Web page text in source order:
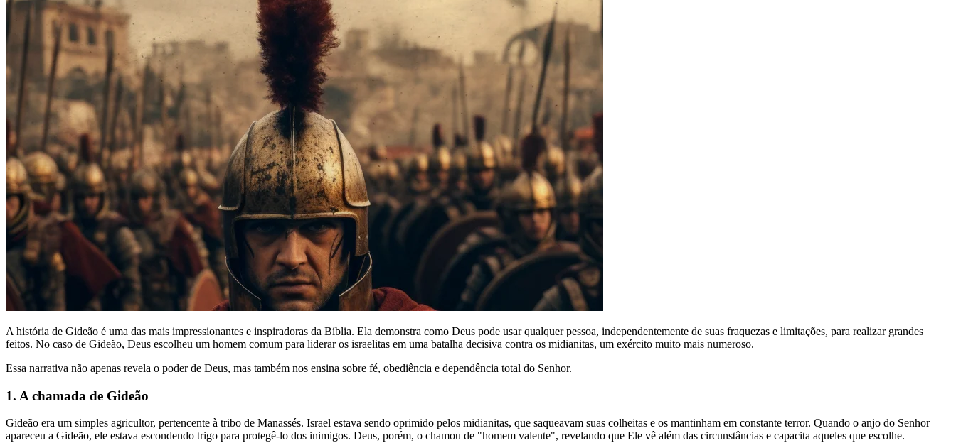
A história de Gideão é uma das mais impressionantes e inspiradoras da Bíblia. Ela demonstra como Deus pode usar qualquer pessoa, independentemente de suas fraquezas e limitações, para realizar grandes
feitos. No caso de Gideão, Deus escolheu um homem comum para liderar os israelitas em uma batalha decisiva contra os midianitas, um exército muito mais numeroso.
Essa narrativa não apenas revela o poder de Deus, mas também nos ensina sobre fé, obediência e dependência total do Senhor.
1. A chamada de Gideão
Gideão era um simples agricultor, pertencente à tribo de Manassés. Israel estava sendo oprimido pelos midianitas, que saqueavam suas colheitas e os mantinham em constante terror. Quando o anjo do Senhor
apareceu a Gideão, ele estava escondendo trigo para protegê-lo dos inimigos. Deus, porém, o chamou de "homem valente", revelando que Ele vê além das circunstâncias e capacita aqueles que escolhe.